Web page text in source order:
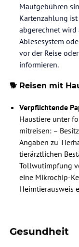
Mautgebühren
Kartenzahlung
abgerechnet wird
Ablesesystem
vor der Reise
informieren.
🐕 Reisen mit
Verpflichtende
Haustiere unter
mitreisen: –
Angaben zu
tierärztlichen
Tollwutimpfung
eine Mikrochip-
Heimtierausweis
Gesundheit